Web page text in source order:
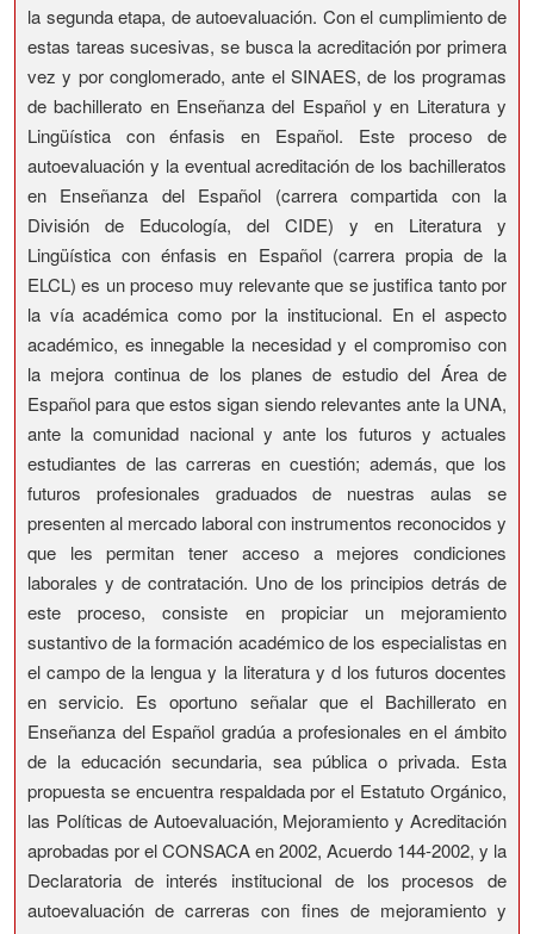
la segunda etapa, de autoevaluación. Con el cumplimiento de
estas tareas sucesivas, se busca la acreditación por primera
vez y por conglomerado, ante el SINAES, de los programas
de bachillerato en Enseñanza del Español y en Literatura y
Lingüística con énfasis en Español. Este proceso de
autoevaluación y la eventual acreditación de los bachilleratos
en Enseñanza del Español (carrera compartida con la
División de Educología, del CIDE) y en Literatura y
Lingüística con énfasis en Español (carrera propia de la
ELCL) es un proceso muy relevante que se justifica tanto por
la vía académica como por la institucional. En el aspecto
académico, es innegable la necesidad y el compromiso con
la mejora continua de los planes de estudio del Área de
Español para que estos sigan siendo relevantes ante la UNA,
ante la comunidad nacional y ante los futuros y actuales
estudiantes de las carreras en cuestión; además, que los
futuros profesionales graduados de nuestras aulas se
presenten al mercado laboral con instrumentos reconocidos y
que les permitan tener acceso a mejores condiciones
laborales y de contratación. Uno de los principios detrás de
este proceso, consiste en propiciar un mejoramiento
sustantivo de la formación académico de los especialistas en
el campo de la lengua y la literatura y d los futuros docentes
en servicio. Es oportuno señalar que el Bachillerato en
Enseñanza del Español gradúa a profesionales en el ámbito
de la educación secundaria, sea pública o privada. Esta
propuesta se encuentra respaldada por el Estatuto Orgánico,
las Políticas de Autoevaluación, Mejoramiento y Acreditación
aprobadas por el CONSACA en 2002, Acuerdo 144-2002, y la
Declaratoria de interés institucional de los procesos de
autoevaluación de carreras con fines de mejoramiento y